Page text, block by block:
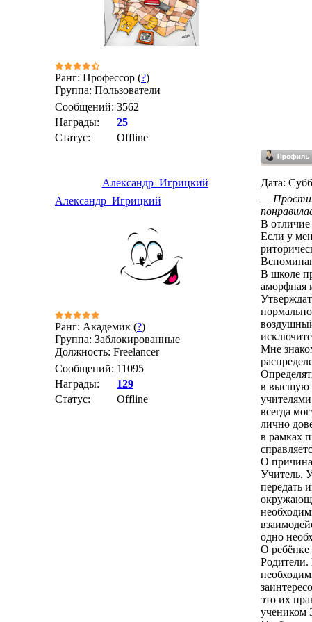
Ранг: Профессор (?)
Группа: Пользователи
Сообщений: 3562
Награды:
25
Статус:
Offline
Александр_Игрицкий Дата:
Александр_Игрицкий
Ранг: Академик (?)
Группа: Заблокированные
Должность: Freelancer
Сообщений: 11095
Награды:
129
Статус:
Offline
—
В отличие
Если у
В школе
аморфная
Мне
в высшую
всегда
лично
в рамках
О
Учитель.
передать
одно
О ребёнке
Родители.
это их
учеником